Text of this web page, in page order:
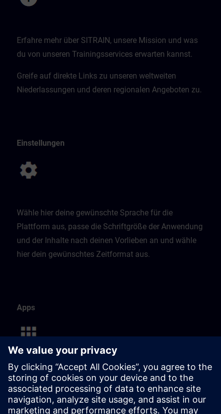
Erfahre mehr über SITRAIN, unsere Mission und was
du von unseren Trainingsservices erwarten kannst.
Greife auf direkte Links zu unseren weltweiten
Niederlassungen und deren regionalen Angeboten zu.
Einstellungen
Wähle hier deine gewünschte Sprache für die
Plattform aus, passe die Schriftgröße der Anwendung
und der Inhalte nach deinen Vorlieben an und wähle
hier dein gewünschtes Zeitformat aus.
Apps
Diese Seite listet alle verfügbaren Apps auf.
Du kannst deine persönliche Navigation ganz einfach